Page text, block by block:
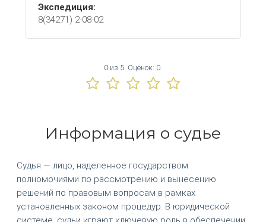
Экспедиция:
8(34271) 2-08-02
0 из 5. Оценок: 0
Информация о судье
Судья — лицо, наделенное государством
полномочиями по рассмотрению и вынесению
решений по правовым вопросам в рамках
установленных законом процедур. В юридической